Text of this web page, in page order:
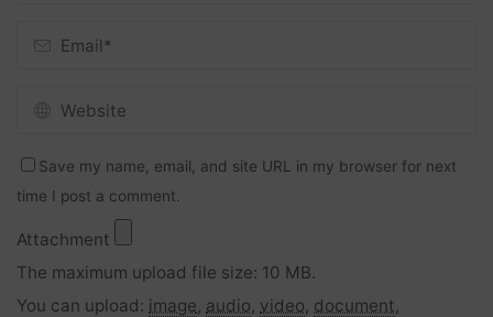
Save my name, email, and site URL in my browser for next
time I post a comment.
Attachment
The maximum upload file size: 10 MB.
You can upload: image, audio, video, document,